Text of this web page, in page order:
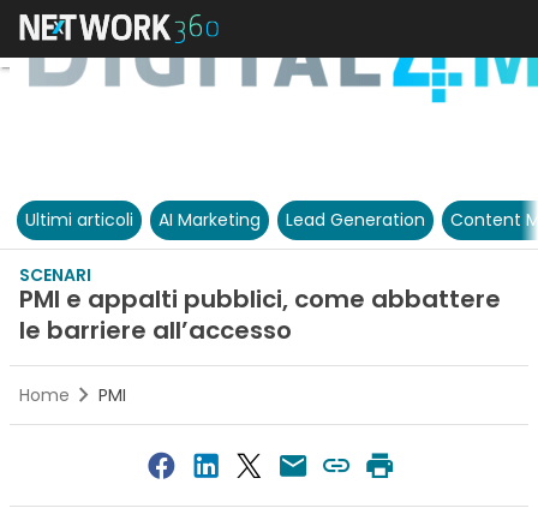
Ultimi articoli AI Marketing Lead Generation Content
SCENARI
PMI e appalti pubblici, come abbattere
le barriere all’accesso
Home PMI